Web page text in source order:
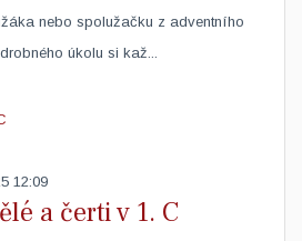
nebo spolužačku z adventního
úkolu si kaž...
12:09
a čerti v 1. C